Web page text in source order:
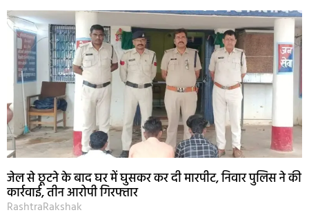
जेल से छूटने के बाद घर में घुसकर कर दी मारपीट, निवार पुलिस ने की
कार्रवाई, तीन आरोपी गिरफ्तार
RashtraRakshak